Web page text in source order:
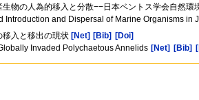
物の人為的移入と分散−−日本ベントス学会自然
Introduction and Dispersal of Marine Organisms
入と移出の現状 [Net] [Bib]
[Doi]
Invaded Polychaetous Annelids [Net] [Bib]